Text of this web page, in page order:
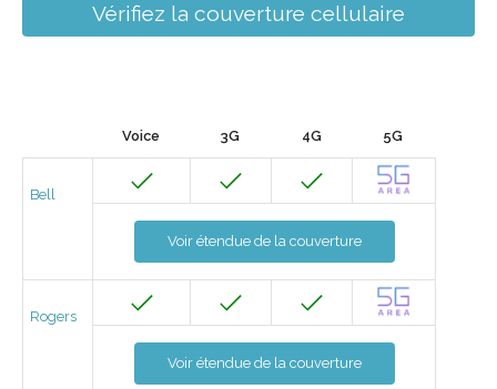
Vérifiez la couverture cellulaire
Voice 3G 4G 5G
Bell
Voir étendue de la couverture
Rogers
Voir étendue de la couverture